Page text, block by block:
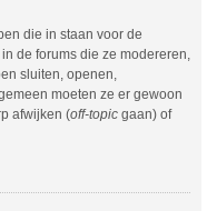
die in staan voor de
de forums die ze modereren,
sluiten, openen,
moeten ze er gewoon
afwijken (off-topic gaan) of